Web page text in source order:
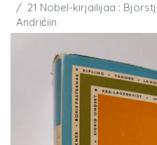
21 Nobel-kirjailijaa :
Andrićiin